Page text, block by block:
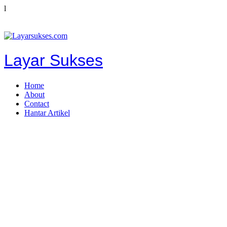
l
Layar Sukses
Home
About
Contact
Hantar Artikel